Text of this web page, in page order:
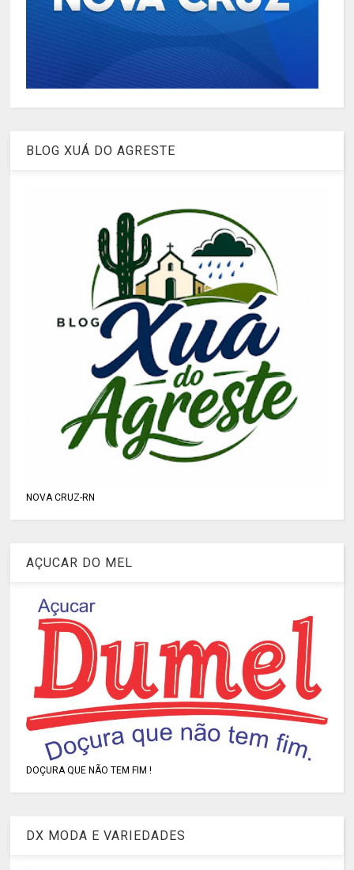
BLOG XUÁ DO AGRESTE
NOVA CRUZ-RN
AÇUCAR DO MEL
DOÇURA QUE NÃO TEM FIM !
DX MODA E VARIEDADES